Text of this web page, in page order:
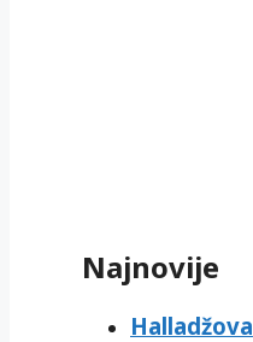
Najnovije
Halladžova